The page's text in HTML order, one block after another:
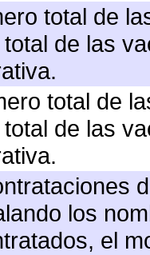
total de
de las
total de
de las
los
el